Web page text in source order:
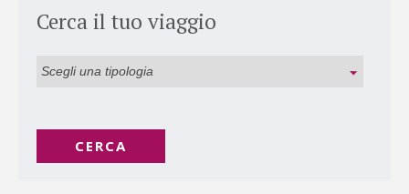
Cerca il tuo viaggio
CERCA